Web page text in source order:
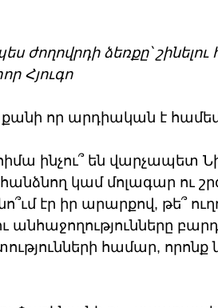
ժողովրդի ձեռքը՝
Հյուգո
որ արդիական է
ինչու՞ են վարչապետ
կամ մոլագար ու
էր իր արարքով, թե՞
անհաջողությունները
համար, որոնք